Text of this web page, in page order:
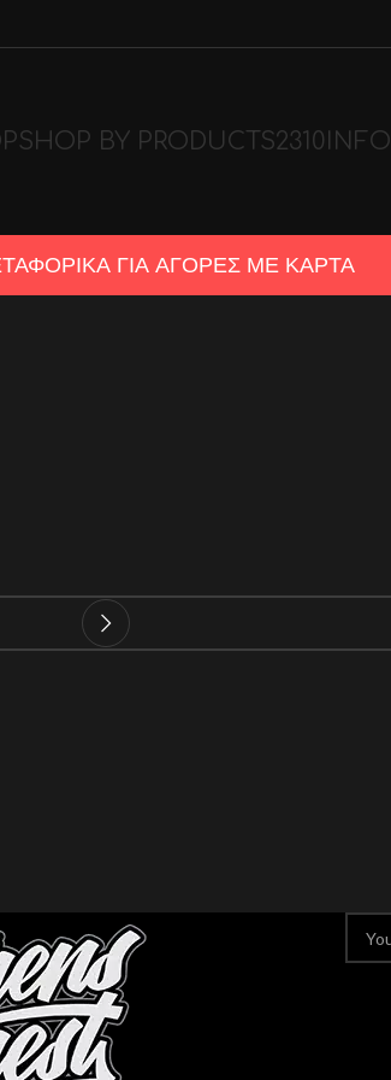
SHOP BY PRODUCTS2310 INFO
ΓΙΑ ΑΓΟΡΕΣ ΜΕ ΚΑΡΤΑ